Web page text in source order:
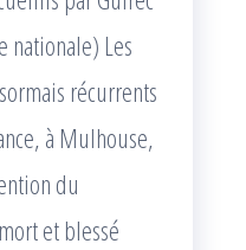
nationale) Les
récurrents
à Mulhouse,
du
et blessé